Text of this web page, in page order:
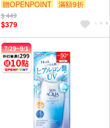
贈OPENPOINT
滿額9折
贈$200
$ 449
$379